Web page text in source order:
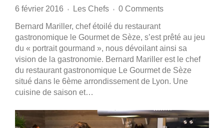
6 février 2016 ♦ Les Chefs ♦ 0 Comments
Bernard Mariller, chef étoilé du restaurant
gastronomique le Gourmet de Sèze, s’est prêté au jeu
du « portrait gourmand », nous dévoilant ainsi sa
vision de la gastronomie. Bernard Mariller est le chef
du restaurant gastronomique Le Gourmet de Sèze
situé dans le 6ème arrondissement de Lyon. Une
cuisine de saison et…